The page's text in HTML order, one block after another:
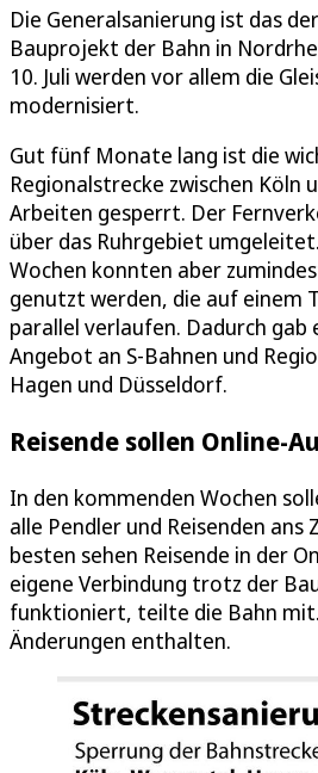
Die Generalsanierung ist das
Bauprojekt der Bahn in
10. Juli werden vor allem die
modernisiert.
Gut fünf Monate lang ist die
Regionalstrecke zwischen Köln
Arbeiten gesperrt. Der
über das Ruhrgebiet
Wochen konnten aber
genutzt werden, die auf einem
parallel verlaufen. Dadurch gab
Angebot an S-Bahnen und
Hagen und Düsseldorf.
Reisende sollen Online-
In den kommenden Wochen
alle Pendler und Reisenden ans
besten sehen Reisende in der
eigene Verbindung trotz der
funktioniert, teilte die Bahn
Änderungen enthalten.